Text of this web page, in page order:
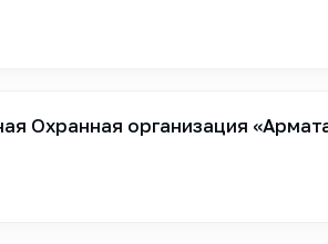
Охранная организация